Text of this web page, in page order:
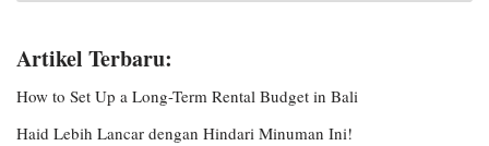
Artikel Terbaru:
How to Set Up a Long-Term Rental Budget in Bali
Haid Lebih Lancar dengan Hindari Minuman Ini!